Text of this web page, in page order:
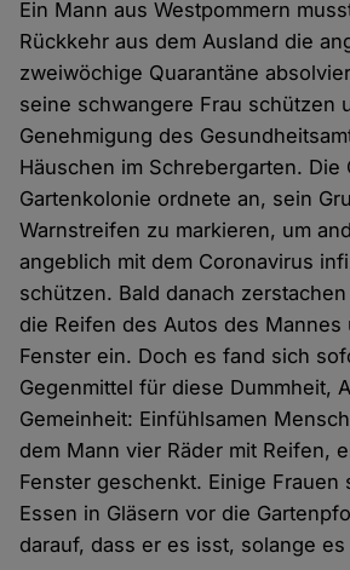
Ein Mann aus Westpommern
Rückkehr aus dem Ausland die
zweiwöchige Quarantäne
seine schwangere Frau schützen
Genehmigung des
Häuschen im Schrebergarten. Die
Gartenkolonie ordnete an, sein
Warnstreifen zu markieren, um
angeblich mit dem Coronavirus
schützen. Bald danach
die Reifen des Autos des Mannes
Fenster ein. Doch es fand sich
Gegenmittel für diese Dummheit,
Gemeinheit: Einfühlsamen
dem Mann vier Räder mit Reifen,
Fenster geschenkt. Einige Frauen
Essen in Gläsern vor die
darauf, dass er es isst, solange